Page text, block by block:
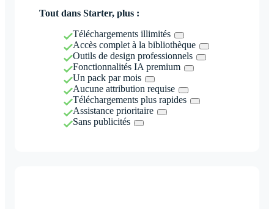
Tout dans Starter, plus :
Téléchargements illimités
Accès complet à la bibliothèque
Outils de design professionnels
Fonctionnalités IA premium
Un pack par mois
Aucune attribution requise
Téléchargements plus rapides
Assistance prioritaire
Sans publicités